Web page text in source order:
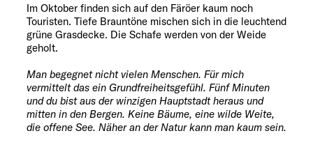
Im Oktober finden sich auf den Färöer kaum noch
Touristen. Tiefe Brauntöne mischen sich in die leuchtend
grüne Grasdecke. Die Schafe werden von der Weide
geholt.
Man begegnet nicht vielen Menschen. Für mich
vermittelt das ein Grundfreiheitsgefühl. Fünf Minuten
und du bist aus der winzigen Hauptstadt heraus und
mitten in den Bergen. Keine Bäume, eine wilde Weite,
die offene See. Näher an der Natur kann man kaum sein.